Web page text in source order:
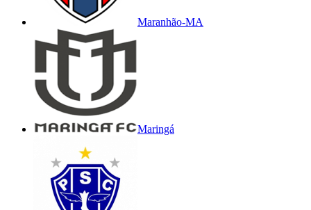
Maranhão-MA
Maringá